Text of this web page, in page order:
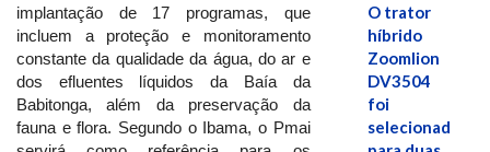
implantação de 17 programas, que
incluem a proteção e monitoramento
constante da qualidade da água, do ar e
dos efluentes líquidos da Baía da
Babitonga, além da preservação da
fauna e flora. Segundo o Ibama, o Pmai
O trator
híbrido
Zoomlion
DV3504
foi
selecionado